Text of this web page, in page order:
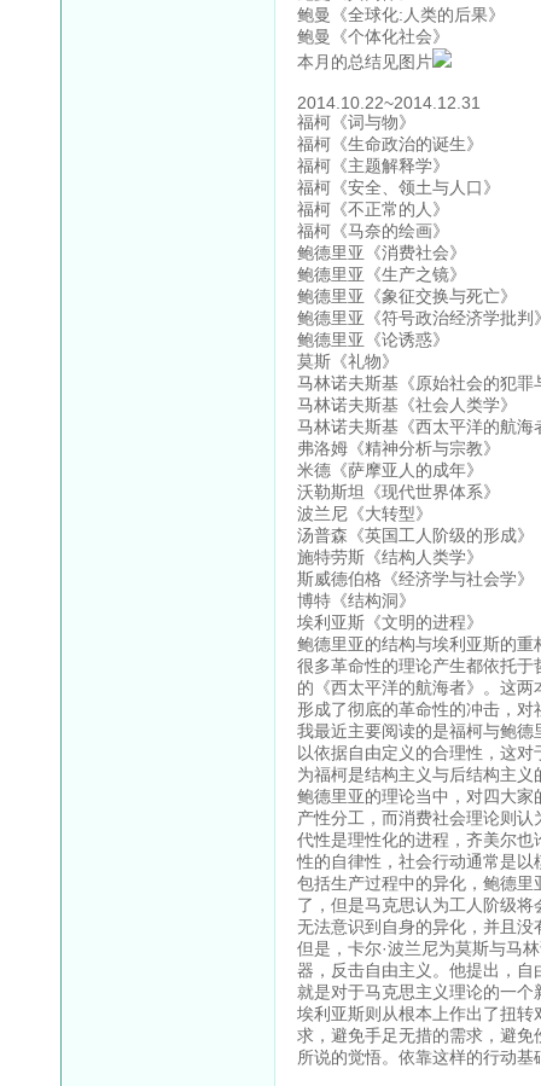
鲍曼《全球化:人类的后果》
鲍曼《个体化社会》
本月的总结见图片
2014.10.22~2014.12.31
福柯《词与物》
福柯《生命政治的诞生》
福柯《主题解释学》
福柯《安全、领土与人口》
福柯《不正常的人》
福柯《马奈的绘画》
鲍德里亚《消费社会》
鲍德里亚《生产之镜》
鲍德里亚《象征交换与死亡》
鲍德里亚《符号政治经济学批判
鲍德里亚《论诱惑》
莫斯《礼物》
马林诺夫斯基《原始社会的犯罪
马林诺夫斯基《社会人类学》
马林诺夫斯基《西太平洋的航海
弗洛姆《精神分析与宗教》
米德《萨摩亚人的成年》
沃勒斯坦《现代世界体系》
波兰尼《大转型》
汤普森《英国工人阶级的形成》
施特劳斯《结构人类学》
斯威德伯格《经济学与社会学》
博特《结构洞》
埃利亚斯《文明的进程》
鲍德里亚的结构与埃利亚斯的重
很多革命性的理论产生都依托
的《西太平洋的航海者》。这
形成了彻底的革命性的冲击，
我最近主要阅读的是福柯与鲍
以依据自由定义的合理性，这
为福柯是结构主义与后结构主
鲍德里亚的理论当中，对四大
产性分工，而消费社会理论则
代性是理性化的进程，齐美尔
性的自律性，社会行动通常是
包括生产过程中的异化，鲍德
了，但是马克思认为工人阶级
无法意识到自身的异化，并且
但是，卡尔·波兰尼为莫斯与马
器，反击自由主义。他提出，
就是对于马克思主义理论的一个
埃利亚斯则从根本上作出了扭
求，避免手足无措的需求，避
所说的觉悟。依靠这样的行动